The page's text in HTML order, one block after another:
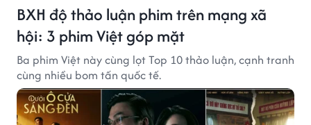
BXH độ thảo luận phim trên mạng xã
hội: 3 phim Việt góp mặt
Ba phim Việt này cùng lọt Top 10 thảo luận, cạnh tranh
cùng nhiều bom tấn quốc tế.